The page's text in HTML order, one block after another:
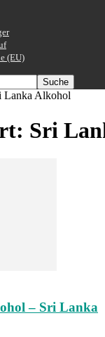
(EU)
Lanka Alkohol
Sri
– Sri Lanka